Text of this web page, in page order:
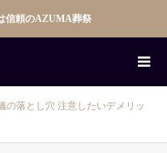
信頼のAZUMA葬祭
の落とし穴 注意したいデメリッ